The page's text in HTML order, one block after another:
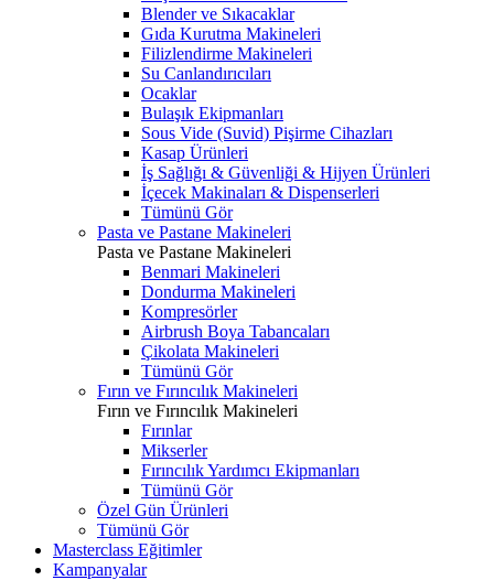
Blender ve Sıkacaklar
Gıda Kurutma Makineleri
Filizlendirme Makineleri
Su Canlandırıcıları
Ocaklar
Bulaşık Ekipmanları
Sous Vide (Suvid) Pişirme Cihazları
Kasap Ürünleri
İş Sağlığı & Güvenliği & Hijyen Ürünleri
İçecek Makinaları & Dispenserleri
Tümünü Gör
Pasta ve Pastane Makineleri
Pasta ve Pastane Makineleri
Benmari Makineleri
Dondurma Makineleri
Kompresörler
Airbrush Boya Tabancaları
Çikolata Makineleri
Tümünü Gör
Fırın ve Fırıncılık Makineleri
Fırın ve Fırıncılık Makineleri
Fırınlar
Mikserler
Fırıncılık Yardımcı Ekipmanları
Tümünü Gör
Özel Gün Ürünleri
Tümünü Gör
Masterclass Eğitimler
Kampanyalar